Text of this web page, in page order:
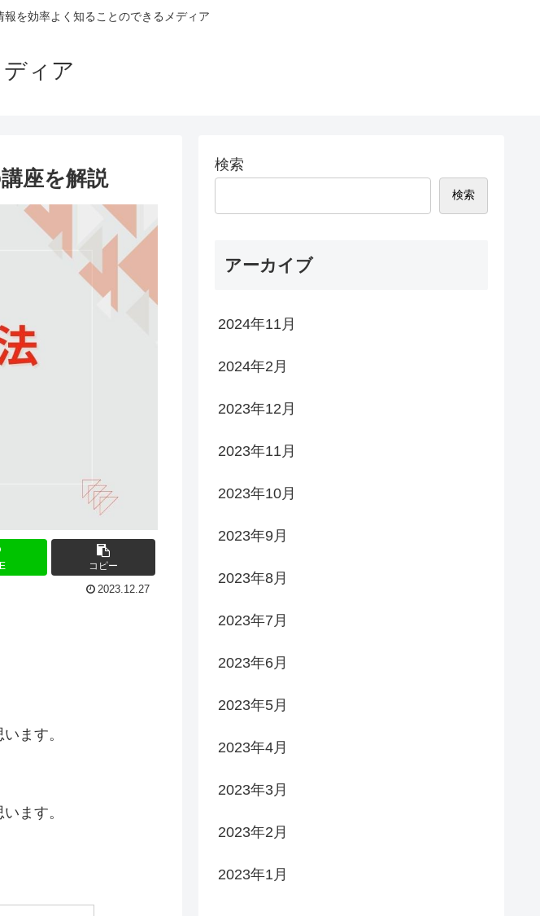
を効率よく知ることのできるメディア
ィア
座を解説
コピー
2023.12.27
ます。
ます。
検索
検索
アーカイブ
2024年11月
2024年2月
2023年12月
2023年11月
2023年10月
2023年9月
2023年8月
2023年7月
2023年6月
2023年5月
2023年4月
2023年3月
2023年2月
2023年1月